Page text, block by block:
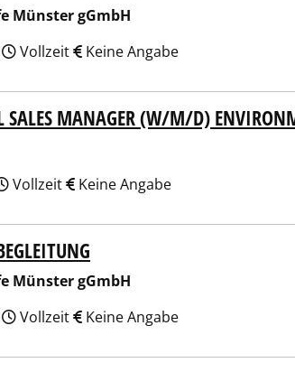
Münster gGmbH
Vollzeit Keine Angabe
SALES MANAGER (W/M/D)
Vollzeit Keine Angabe
Münster gGmbH
Vollzeit Keine Angabe